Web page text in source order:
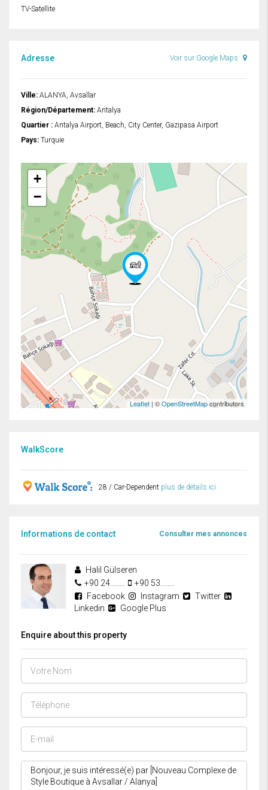
TV-Satellite
Adresse Voir sur Google Maps
Ville: ALANYA, Avsallar
Région/Département: Antalya
Quartier : Antalya Airport, Beach, City Center, Gazipasa Airport
Pays: Turquie
+
−
Leaflet | ©OpenStreetMapcontributors
WalkScore
28 / Car-Dependent plus de détails ici
Informations de contact Consulter mes annonces
Halil Gülseren
+90 24........
+90 53........
Facebook
Instagram
Twitter
Linkedin
Google Plus
Enquire about this property